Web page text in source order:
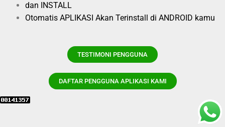
dan INSTALL
Otomatis APLIKASI Akan Terinstall di ANDROID kamu
TESTIMONI PENGGUNA
DAFTAR PENGGUNA APLIKASI KAMI